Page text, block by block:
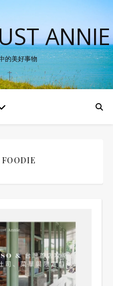
ANNIE
的美好事物
FOODIE